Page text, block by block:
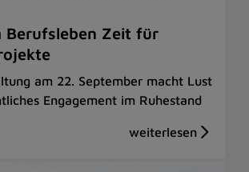
Berufsleben Zeit für
am 22. September macht Lust
Engagement im Ruhestand